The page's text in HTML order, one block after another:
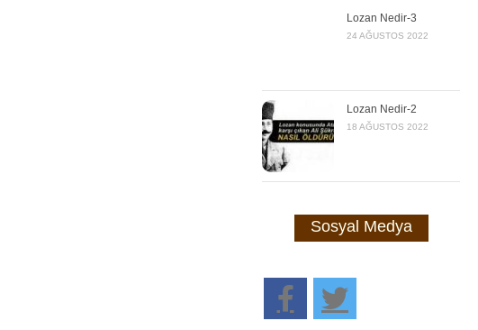
Lozan Nedir-3
24 AĞUSTOS 2022
Lozan Nedir-2
18 AĞUSTOS 2022
Sosyal Medya